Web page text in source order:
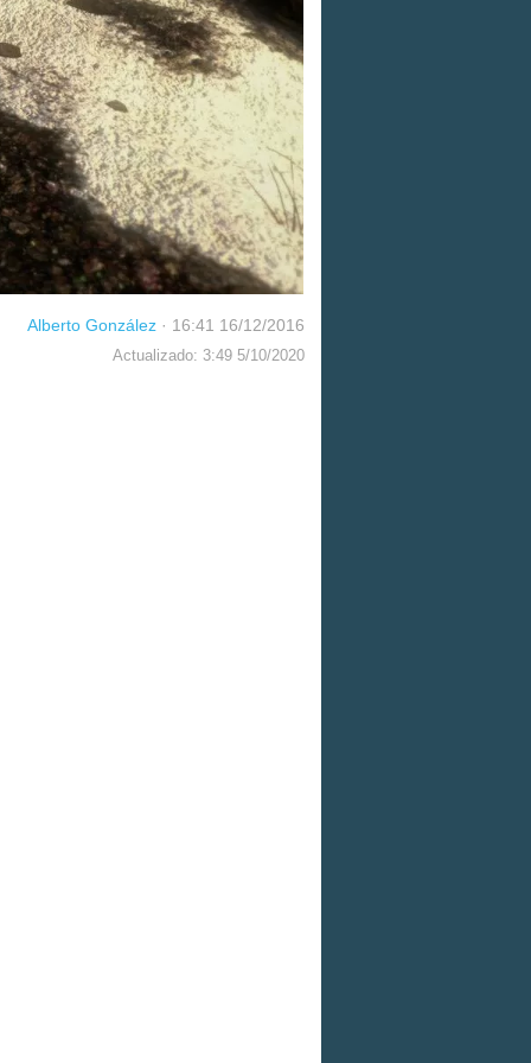
Alberto González · 16:41 16/12/2016
Actualizado: 3:49 5/10/2020